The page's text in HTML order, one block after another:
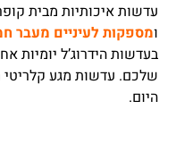
עדשות איכותיות מבית קופר
ומספקות לעיניים מעבר
בעדשות הידרוג’ל יומיות
שלכם. עדשות מגע קלריטי
היום.